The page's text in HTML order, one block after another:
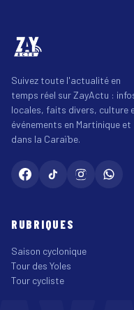
Suivez toute l'actualité en
temps réel sur ZayActu :
locales, faits divers, culture
événements en Martinique et
dans la Caraïbe.
RUBRIQUES
Saison cyclonique
Tour des Yoles
Tour cycliste